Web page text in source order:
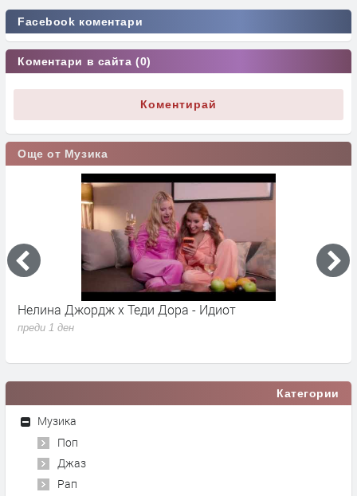
Facebook коментари
Коментари в сайта (0)
Коментирай
Още от Музика
Нелина Джордж x Теди Дора - Идиот
преди 1 ден
Категории
Музика
Поп
Джаз
Рап